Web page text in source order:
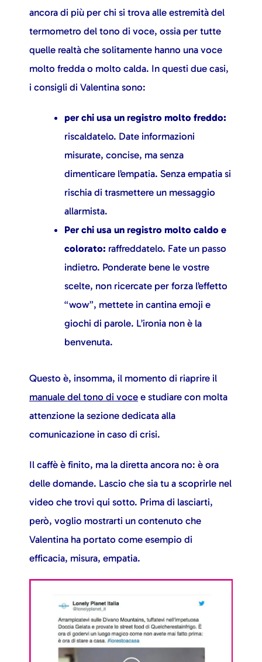
ancora di più per chi si trova alle estremità del
termometro del tono di voce, ossia per tutte
quelle realtà che solitamente hanno una voce
molto fredda o molto calda. In questi due casi,
i consigli di Valentina sono:
per chi usa un registro molto freddo:
riscaldatelo. Date informazioni
misurate, concise, ma senza
dimenticare l’empatia. Senza empatia si
rischia di trasmettere un messaggio
allarmista.
Per chi usa un registro molto caldo e
colorato: raffreddatelo. Fate un passo
indietro. Ponderate bene le vostre
scelte, non ricercate per forza l’effetto
“wow”, mettete in cantina emoji e
giochi di parole. L’ironia non è la
benvenuta.
Questo è, insomma, il momento di riaprire il
manuale del tono di voce e studiare con molta
attenzione la sezione dedicata alla
comunicazione in caso di crisi.
Il caffè è finito, ma la diretta ancora no: è ora
delle domande. Lascio che sia tu a scoprirle nel
video che trovi qui sotto. Prima di lasciarti,
però, voglio mostrarti un contenuto che
Valentina ha portato come esempio di
efficacia, misura, empatia.